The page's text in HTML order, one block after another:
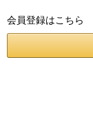
会員登録はこちら